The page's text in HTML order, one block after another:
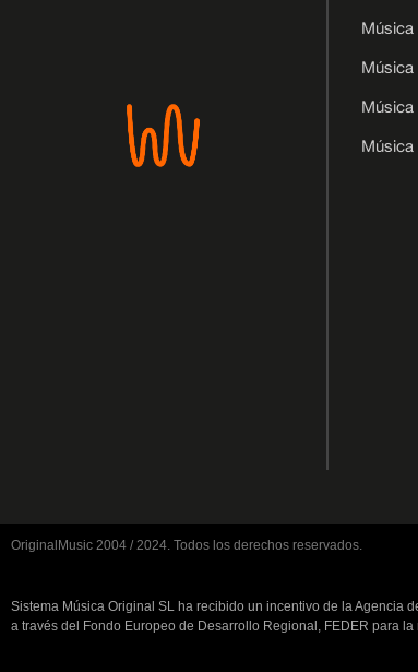
Música
OriginalMusic 2004 / 2024. Todos los derechos reservados.
Sistema Música Original SL ha recibido un incentivo de la Agencia
a través del Fondo Europeo de Desarrollo Regional, FEDER para